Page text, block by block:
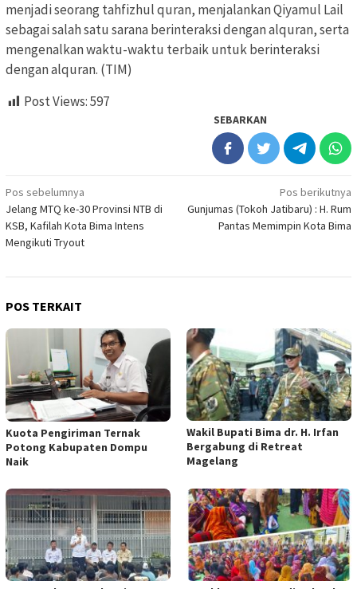
menjadi seorang tahfizhul quran, menjalankan Qiyamul Lail
sebagai salah satu sarana berinteraksi dengan alquran, serta
mengenalkan waktu-waktu terbaik untuk berinteraksi
dengan alquran. (TIM)
Post Views:597
SEBARKAN
Navigasi
pos
Pos sebelumnya
Jelang MTQ ke-30 Provinsi NTB di
KSB, Kafilah Kota Bima Intens
Mengikuti Tryout
Pos berikutnya
Gunjumas (Tokoh Jatibaru) : H. Rum
Pantas Memimpin Kota Bima
POS TERKAIT
Kuota Pengiriman Ternak
Potong Kabupaten Dompu
Naik
Wakil Bupati Bima dr. H. Irfan
Bergabung di Retreat
Magelang